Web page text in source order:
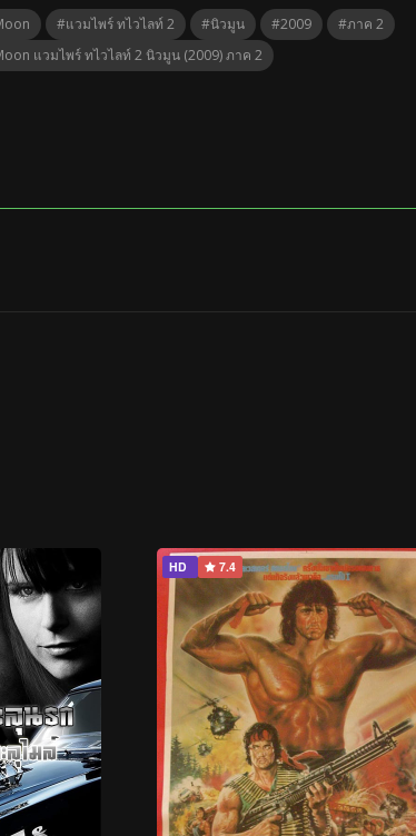
#แวมไพร์ ทไวไลท์ 2 #นิวมูน #2009
#ภาค 2
แวมไพร์ ทไวไลท์ 2 นิวมูน (2009) ภาค 2
HD 7.4